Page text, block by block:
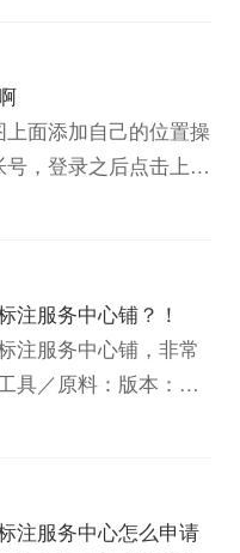
面添加自己的位置操
，登录之后点击上面
后点击提交，等待方
就可以了。审核时间
3天时间展现
注服务中心铺？！
注服务中心铺，非常
具／原料：版本：
。iOS15系统。1、
上角的相机。4、接
。5、接着再所...
注服务中心怎么申请